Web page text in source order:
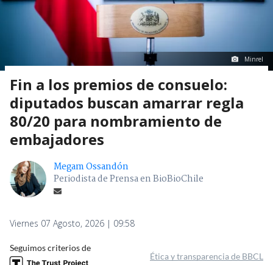
Minrel
Fin a los premios de consuelo:
diputados buscan amarrar regla
80/20 para nombramiento de
embajadores
Megam Ossandón
Periodista de Prensa en BioBioChile
Viernes 07 Agosto, 2026 | 09:58
Seguimos criterios de
Ética y transparencia de BBCL